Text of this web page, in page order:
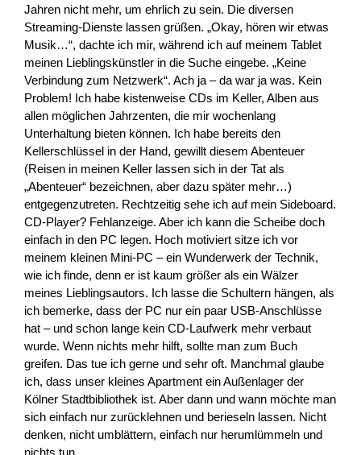
Jahren nicht mehr, um ehrlich zu sein. Die diversen
Streaming-Dienste lassen grüßen. „Okay, hören wir etwas
Musik…“, dachte ich mir, während ich auf meinem Tablet
meinen Lieblingskünstler in die Suche eingebe. „Keine
Verbindung zum Netzwerk“. Ach ja – da war ja was. Kein
Problem! Ich habe kistenweise CDs im Keller, Alben aus
allen möglichen Jahrzenten, die mir wochenlang
Unterhaltung bieten können. Ich habe bereits den
Kellerschlüssel in der Hand, gewillt diesem Abenteuer
(Reisen in meinen Keller lassen sich in der Tat als
„Abenteuer“ bezeichnen, aber dazu später mehr…)
entgegenzutreten. Rechtzeitig sehe ich auf mein Sideboard.
CD-Player? Fehlanzeige. Aber ich kann die Scheibe doch
einfach in den PC legen. Hoch motiviert sitze ich vor
meinem kleinen Mini-PC – ein Wunderwerk der Technik,
wie ich finde, denn er ist kaum größer als ein Wälzer
meines Lieblingsautors. Ich lasse die Schultern hängen, als
ich bemerke, dass der PC nur ein paar USB-Anschlüsse
hat – und schon lange kein CD-Laufwerk mehr verbaut
wurde. Wenn nichts mehr hilft, sollte man zum Buch
greifen. Das tue ich gerne und sehr oft. Manchmal glaube
ich, dass unser kleines Apartment ein Außenlager der
Kölner Stadtbibliothek ist. Aber dann und wann möchte man
sich einfach nur zurücklehnen und berieseln lassen. Nicht
denken, nicht umblättern, einfach nur herumlümmeln und
nichts tun.